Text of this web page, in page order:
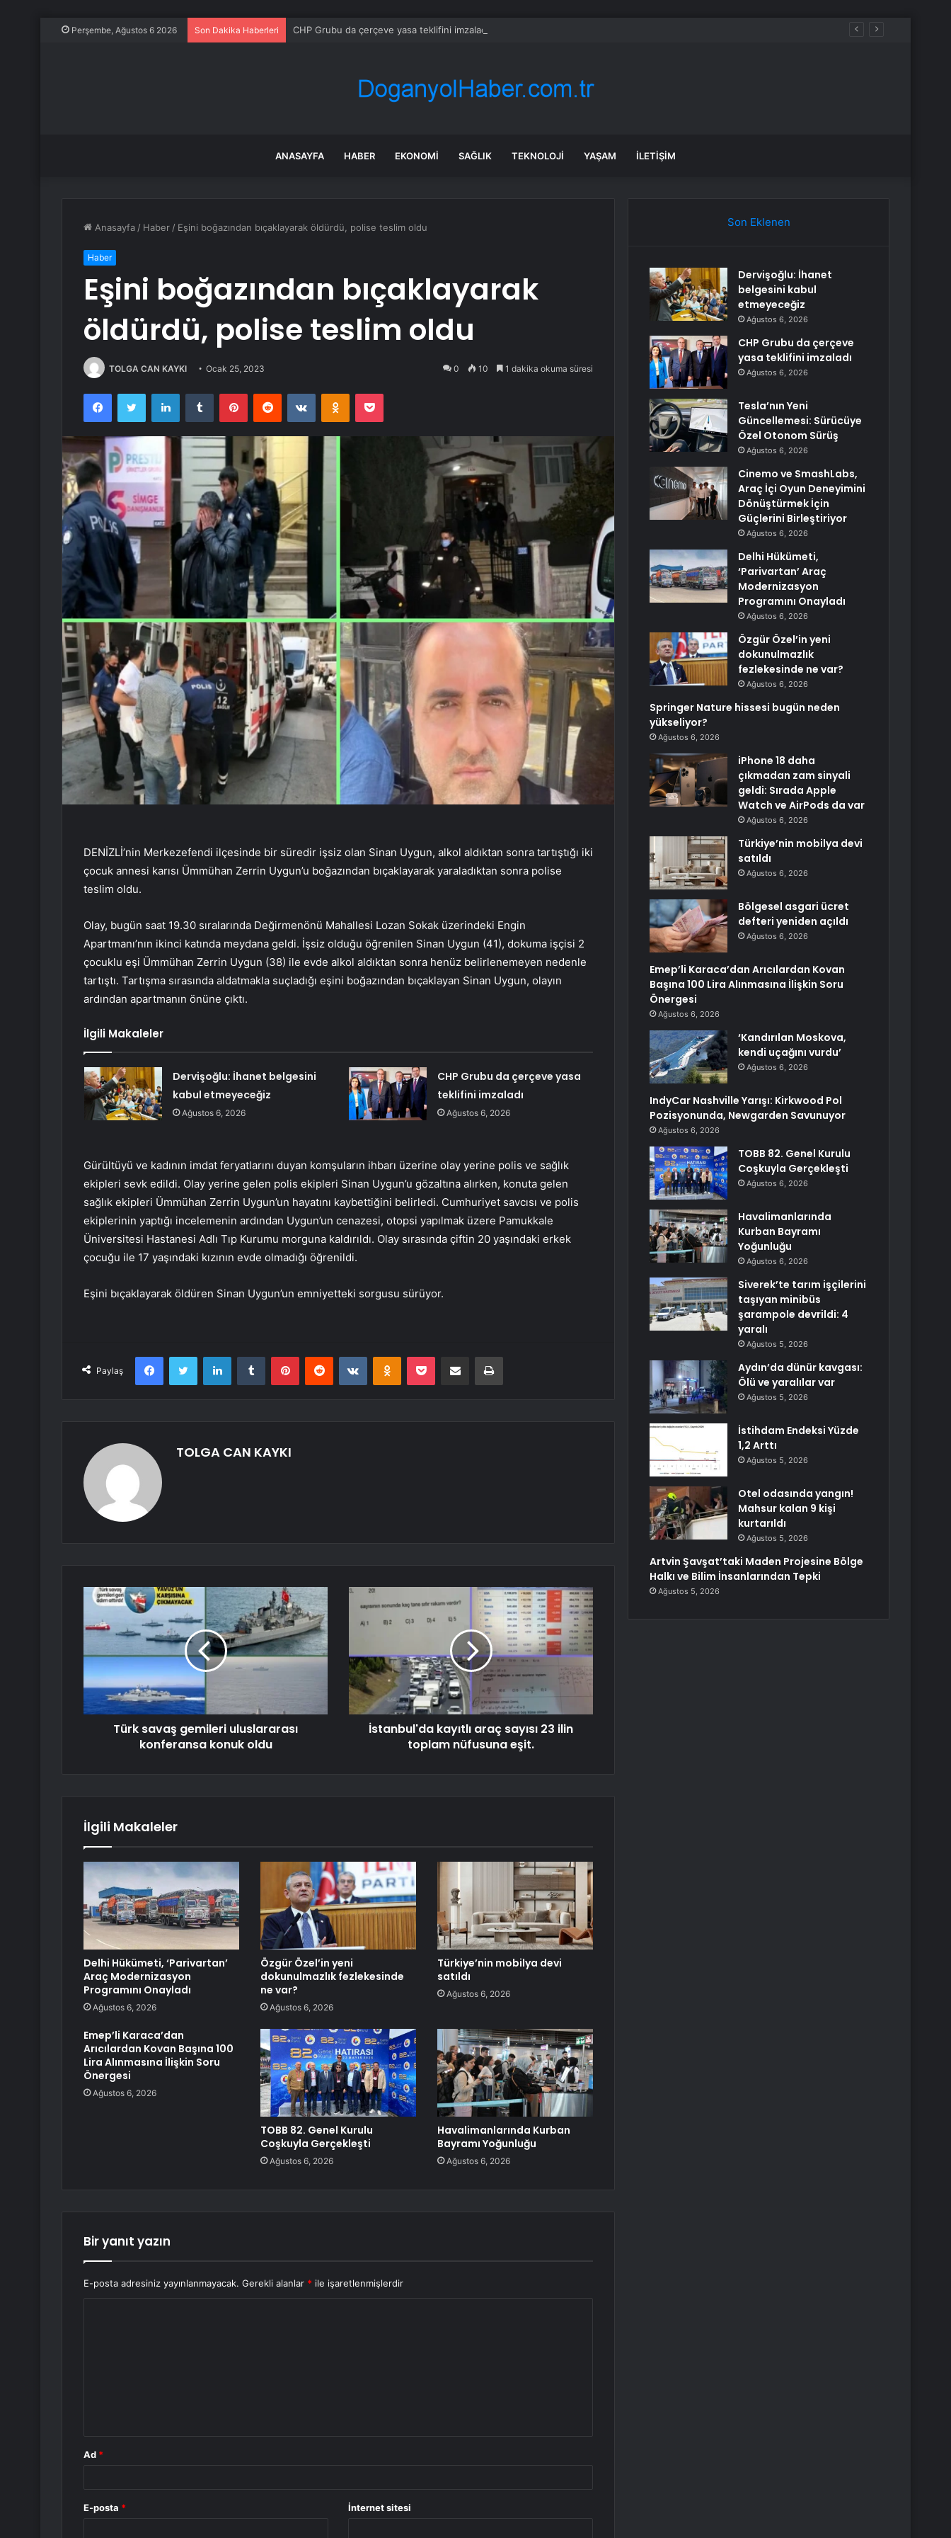
Perşembe, Ağustos 6 2026 Son Dakika Haberleri CHP Grubu da çerçeve yasa teklifini imzaladı
ANASAYFA HABER EKONOMI SAĞLIK TEKNOLOJI YAŞAM İLETIŞIM
Anasayfa / Haber / Eşini boğazından bıçaklayarak öldürdü, polise teslim oldu
Haber
Eşini boğazından bıçaklayarak
öldürdü, polise teslim oldu
TOLGA CAN KAYKI Ocak 25, 2023 0 10 1 dakika okuma süresi
FacebookTwitter LinkedInTumblr PinterestReddit VKontakteOdnoklassniki
Pocket
DENİZLİ’nin Merkezefendi ilçesinde bir süredir işsiz olan Sinan Uygun, alkol aldıktan sonra tartıştığı iki
çocuk annesi karısı Ümmühan Zerrin Uygun’u boğazından bıçaklayarak yaraladıktan sonra polise
teslim oldu.
Olay, bugün saat 19.30 sıralarında Değirmenönü Mahallesi Lozan Sokak üzerindeki Engin
Apartmanı’nın ikinci katında meydana geldi. İşsiz olduğu öğrenilen Sinan Uygun (41), dokuma işçisi 2
çocuklu eşi Ümmühan Zerrin Uygun (38) ile evde alkol aldıktan sonra henüz belirlenemeyen nedenle
tartıştı. Tartışma sırasında aldatmakla suçladığı eşini boğazından bıçaklayan Sinan Uygun, olayın
ardından apartmanın önüne çıktı.
İlgili Makaleler
Dervişoğlu: İhanet belgesini
kabul etmeyeceğiz
Ağustos 6, 2026
CHP Grubu da çerçeve yasa
teklifini imzaladı
Ağustos 6, 2026
Gürültüyü ve kadının imdat feryatlarını duyan komşuların ihbarı üzerine olay yerine polis ve sağlık
ekipleri sevk edildi. Olay yerine gelen polis ekipleri Sinan Uygun’u gözaltına alırken, konuta gelen
sağlık ekipleri Ümmühan Zerrin Uygun’un hayatını kaybettiğini belirledi. Cumhuriyet savcısı ve polis
ekiplerinin yaptığı incelemenin ardından Uygun’un cenazesi, otopsi yapılmak üzere Pamukkale
Üniversitesi Hastanesi Adlı Tıp Kurumu morguna kaldırıldı. Olay sırasında çiftin 20 yaşındaki erkek
çocuğu ile 17 yaşındaki kızının evde olmadığı öğrenildi.
Eşini bıçaklayarak öldüren Sinan Uygun’un emniyetteki sorgusu sürüyor.
Paylaş
FacebookTwitter LinkedInTumblr PinterestReddit VKontakteOdnoklassniki
Pocket E-Posta ile paylaş Yazdır
TOLGA CAN KAYKI
Türk savaş gemileri uluslararası
konferansa konuk oldu
İstanbul'da kayıtlı araç sayısı 23 ilin
toplam nüfusuna eşit.
İlgili Makaleler
Delhi Hükümeti, ‘Parivartan’
Araç Modernizasyon
Programını Onayladı
Ağustos 6, 2026
Özgür Özel’in yeni
dokunulmazlık fezlekesinde
ne var?
Ağustos 6, 2026
Türkiye’nin mobilya devi
satıldı
Ağustos 6, 2026
Emep’li Karaca’dan
Arıcılardan Kovan Başına 100
Lira Alınmasına İlişkin Soru
Önergesi
Ağustos 6, 2026
TOBB 82. Genel Kurulu
Coşkuyla Gerçekleşti
Ağustos 6, 2026
Havalimanlarında Kurban
Bayramı Yoğunluğu
Ağustos 6, 2026
Bir yanıt yazın
E-posta adresiniz yayınlanmayacak. Gerekli alanlar * ile işaretlenmişlerdir
Ad *
E-posta * İnternet sitesi
Son Eklenen
Dervişoğlu: İhanet
belgesini kabul
etmeyeceğiz
Ağustos 6, 2026
CHP Grubu da çerçeve
yasa teklifini imzaladı
Ağustos 6, 2026
Tesla’nın Yeni
Güncellemesi: Sürücüye
Özel Otonom Sürüş
Ağustos 6, 2026
Cinemo ve SmashLabs,
Araç İçi Oyun Deneyimini
Dönüştürmek İçin
Güçlerini Birleştiriyor
Ağustos 6, 2026
Delhi Hükümeti,
‘Parivartan’ Araç
Modernizasyon
Programını Onayladı
Ağustos 6, 2026
Özgür Özel’in yeni
dokunulmazlık
fezlekesinde ne var?
Ağustos 6, 2026
Springer Nature hissesi bugün neden
yükseliyor?
Ağustos 6, 2026
iPhone 18 daha
çıkmadan zam sinyali
geldi: Sırada Apple
Watch ve AirPods da var
Ağustos 6, 2026
Türkiye’nin mobilya devi
satıldı
Ağustos 6, 2026
Bölgesel asgari ücret
defteri yeniden açıldı
Ağustos 6, 2026
Emep’li Karaca’dan Arıcılardan Kovan
Başına 100 Lira Alınmasına İlişkin Soru
Önergesi
Ağustos 6, 2026
‘Kandırılan Moskova,
kendi uçağını vurdu’
Ağustos 6, 2026
IndyCar Nashville Yarışı: Kirkwood Pol
Pozisyonunda, Newgarden Savunuyor
Ağustos 6, 2026
TOBB 82. Genel Kurulu
Coşkuyla Gerçekleşti
Ağustos 6, 2026
Havalimanlarında
Kurban Bayramı
Yoğunluğu
Ağustos 6, 2026
Siverek’te tarım işçilerini
taşıyan minibüs
şarampole devrildi: 4
yaralı
Ağustos 5, 2026
Aydın’da dünür kavgası:
Ölü ve yaralılar var
Ağustos 5, 2026
İstihdam Endeksi Yüzde
1,2 Arttı
Ağustos 5, 2026
Otel odasında yangın!
Mahsur kalan 9 kişi
kurtarıldı
Ağustos 5, 2026
Artvin Şavşat’taki Maden Projesine Bölge
Halkı ve Bilim İnsanlarından Tepki
Ağustos 5, 2026